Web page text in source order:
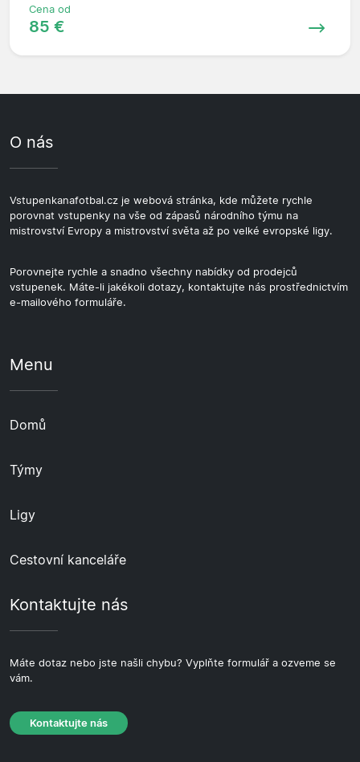
Cena od
85 €
O nás
Vstupenkanafotbal.cz je webová stránka, kde můžete rychle
porovnat vstupenky na vše od zápasů národního týmu na
mistrovství Evropy a mistrovství světa až po velké evropské ligy.
Porovnejte rychle a snadno všechny nabídky od prodejců
vstupenek. Máte-li jakékoli dotazy, kontaktujte nás prostřednictvím
e-mailového formuláře.
Menu
Domů
Týmy
Ligy
Cestovní kanceláře
Kontaktujte nás
Máte dotaz nebo jste našli chybu? Vyplňte formulář a ozveme se
vám.
Kontaktujte nás